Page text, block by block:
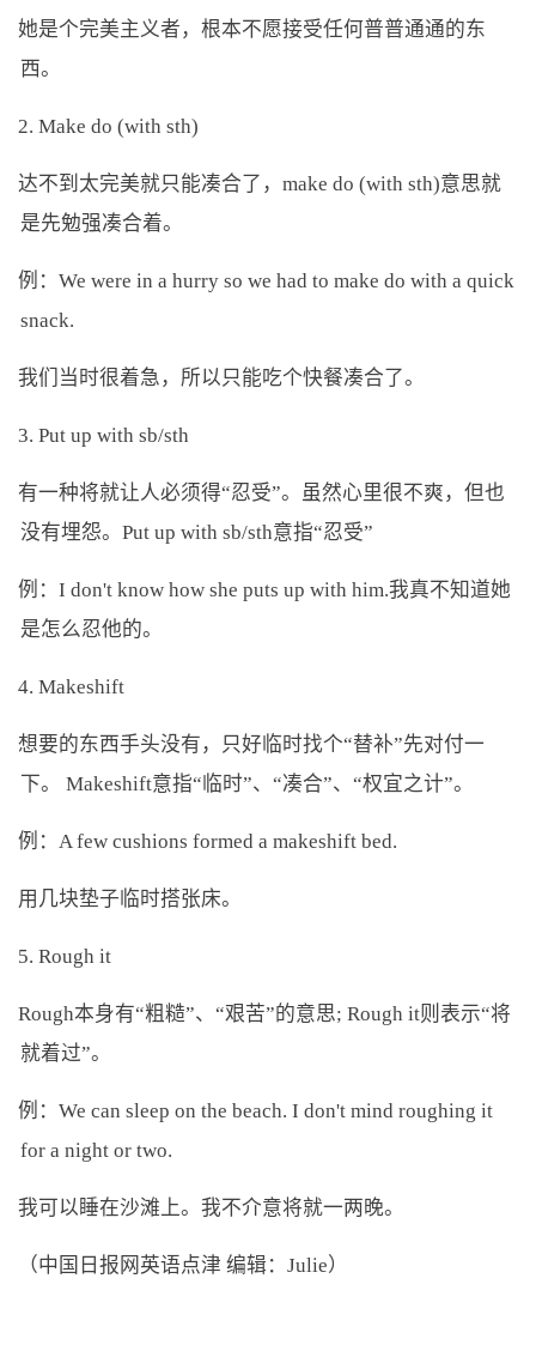
她是个完美主义者，根本不愿接受任何普普通通的东
西。
2. Make do (with sth)
达不到太完美就只能凑合了，make do (with sth)意思就
是先勉强凑合着。
例：We were in a hurry so we had to make do with a quick
snack.
我们当时很着急，所以只能吃个快餐凑合了。
3. Put up with sb/sth
有一种将就让人必须得“忍受”。虽然心里很不爽，但也
没有埋怨。Put up with sb/sth意指“忍受”
例：I don't know how she puts up with him.我真不知道她
是怎么忍他的。
4. Makeshift
想要的东西手头没有，只好临时找个“替补”先对付一
下。 Makeshift意指“临时”、“凑合”、“权宜之计”。
例：A few cushions formed a makeshift bed.
用几块垫子临时搭张床。
5. Rough it
Rough本身有“粗糙”、“艰苦”的意思; Rough it则表示“将
就着过”。
例：We can sleep on the beach. I don't mind roughing it
for a night or two.
我可以睡在沙滩上。我不介意将就一两晚。
（中国日报网英语点津 编辑：Julie）